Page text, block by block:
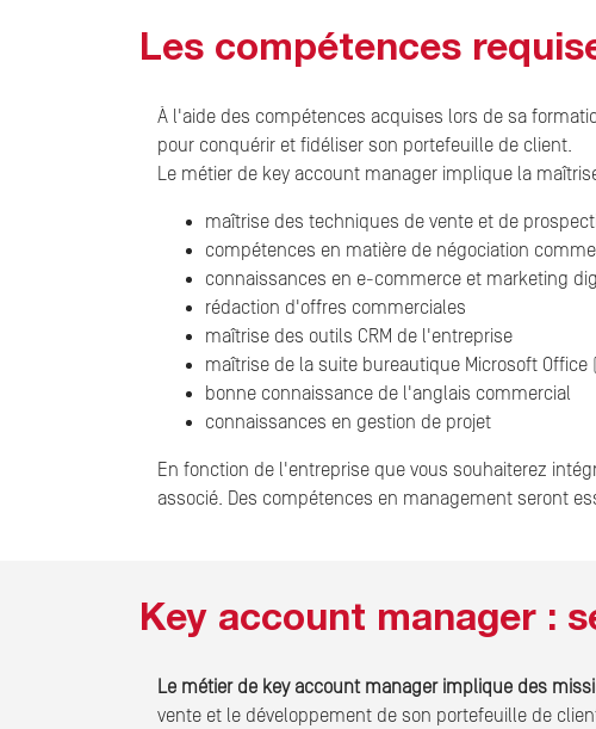
Les compétences
À l'aide des compétences acquises lors de sa
pour conquérir et fidéliser son portefeuille de client.
Le métier de key account manager implique la
maîtrise des techniques de vente et de
compétences en matière de négociation
connaissances en e-commerce et marketing
rédaction d'offres commerciales
maîtrise des outils CRM de l'entreprise
maîtrise de la suite bureautique Microsoft Office
bonne connaissance de l'anglais commercial
connaissances en gestion de projet
En fonction de l'entreprise que vous souhaiterez
associé. Des compétences en management seront
Key account manager :
Le métier de key account manager implique des
vente et le développement de son portefeuille de